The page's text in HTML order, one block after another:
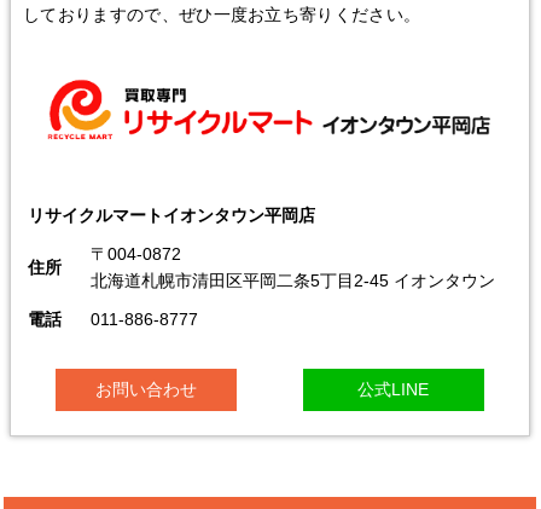
しておりますので、ぜひ一度お立ち寄りください。
リサイクルマートイオンタウン平岡店
住所
〒004-0872
北海道札幌市清田区平岡二条5丁目2-45 イオンタウン
電話
011-886-8777
お問い合わせ 公式LINE